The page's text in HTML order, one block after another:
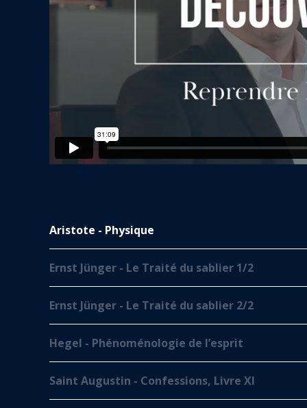
Aristote - Physique
Ernst Jünger - Le Traité du sablier 1/2
Ernst Jünger - Le Traité du sablier 2/2
Hegel - Phénoménologie de l’esprit
Saint Augustin - Confessions, Livre XI